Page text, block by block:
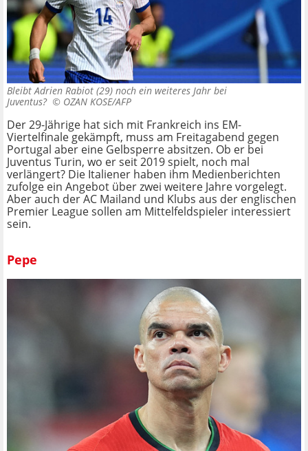
Bleibt Adrien Rabiot (29) noch ein weiteres Jahr bei
Juventus? © OZAN KOSE/AFP
Der 29-Jährige hat sich mit Frankreich ins EM-
Viertelfinale gekämpft, muss am Freitagabend gegen
Portugal aber eine Gelbsperre absitzen. Ob er bei
Juventus Turin, wo er seit 2019 spielt, noch mal
verlängert? Die Italiener haben ihm Medienberichten
zufolge ein Angebot über zwei weitere Jahre vorgelegt.
Aber auch der AC Mailand und Klubs aus der englischen
Premier League sollen am Mittelfeldspieler interessiert
sein.
Pepe